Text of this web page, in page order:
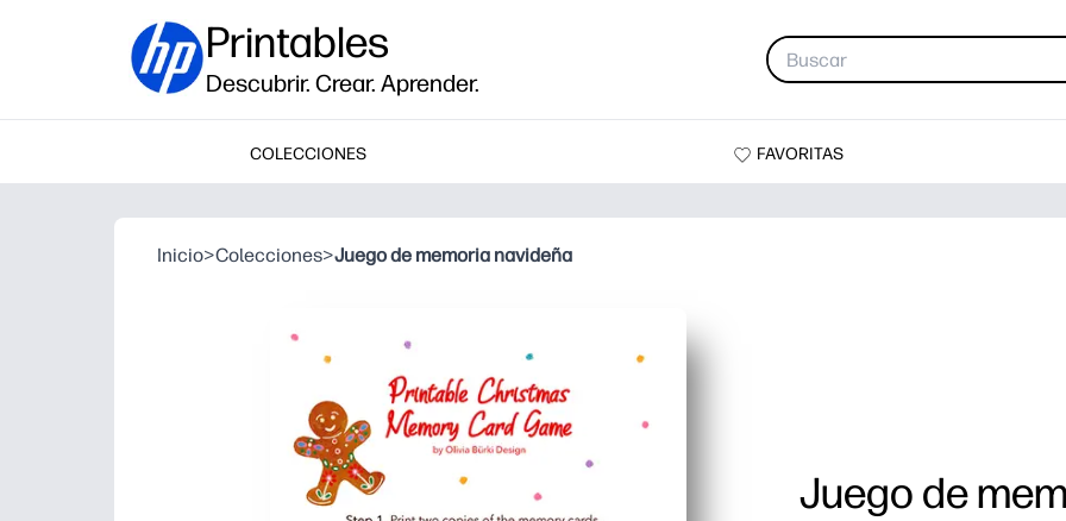
Printables
Descubrir. Crear. Aprender.
COLECCIONES FAVORITAS
Inicio>Colecciones>Juego de memoria navideña
Juego de